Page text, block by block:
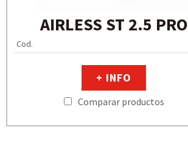
AIRLESS ST 2.5 PRO
Cod.
+ INFO
Comparar productos